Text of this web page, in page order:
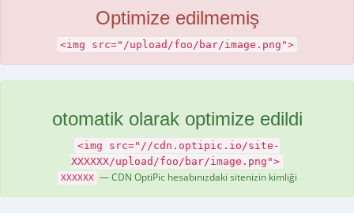
Optimize edilmemiş
<img src="/upload/foo/bar/image.png">
otomatik olarak optimize edildi
<img src="//cdn.optipic.io/site-
XXXXXX/upload/foo/bar/image.png">
XXXXXX — CDN OptiPic hesabınızdaki sitenizin kimliği